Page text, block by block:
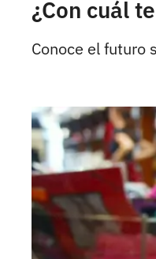
¿Con cuál
Conoce el futuro